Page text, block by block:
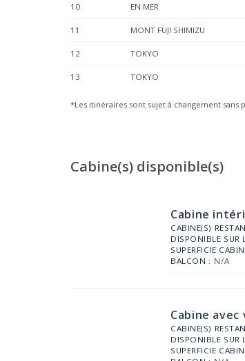
10 EN MER
11 MONT FUJI SHIMIZU
12 TOKYO
13 TOKYO
*Les itinéraires sont sujet à changement
Cabine(s) disponible(s)
Cabine
CABINE(S)
DISPONIBLE SUR
SUPERFICIE
BALCON : N/A
Cabine
CABINE(S)
DISPONIBLE SUR
SUPERFICIE